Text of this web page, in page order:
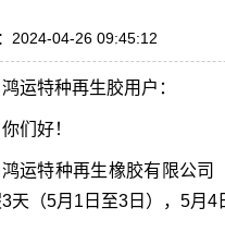
2024-04-26 09:45:12
鸿运特种再生胶用户：
你们好！
鸿运特种再生橡胶有限公司
天（5月1日至3日），5月4